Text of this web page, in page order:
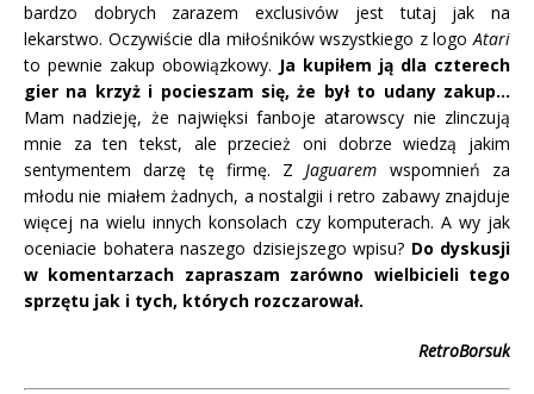
bardzo dobrych zarazem exclusivów jest tutaj jak na
lekarstwo. Oczywiście dla miłośników wszystkiego z logoAtari
to pewnie zakup obowiązkowy. Ja kupiłem ją dla czterech
gier na krzyż i pocieszam się, że był to udany zakup…
Mam nadzieję, że najwięksi fanboje atarowscy nie zlinczują
mnie za ten tekst, ale przecież oni dobrze wiedzą jakim
sentymentem darzę tę firmę. ZJaguarem wspomnień za
młodu nie miałem żadnych, a nostalgii i retro zabawy znajduje
więcej na wielu innych konsolach czy komputerach. A wy jak
oceniacie bohatera naszego dzisiejszego wpisu? Do dyskusji
w komentarzach zapraszam zarówno wielbicieli tego
sprzętu jak i tych, których rozczarował.
RetroBorsuk